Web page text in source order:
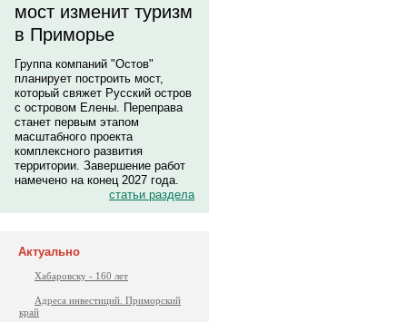
мост изменит туризм
в Приморье
Группа компаний "Остов"
планирует построить мост,
который свяжет Русский остров
с островом Елены. Переправа
станет первым этапом
масштабного проекта
комплексного развития
территории. Завершение работ
намечено на конец 2027 года.
статьи раздела
Актуально
Хабаровску - 160 лет
Адреса инвестиций. Приморский
край